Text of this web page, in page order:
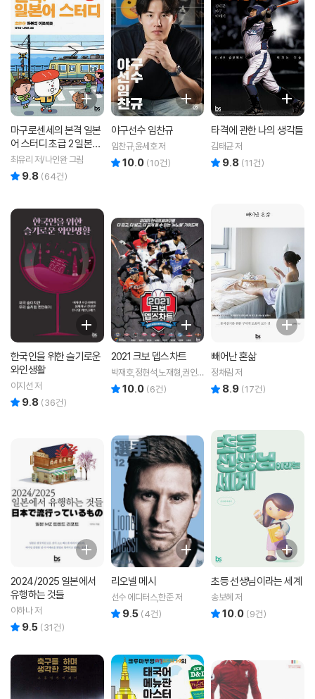
마구로센세의 본격 일본
어 스터디 초급 2 일본의
이곳저곳
최유리 저/나인완 그림
9.8 (64건)
야구선수 임찬규
임찬규,윤세호 저
10.0 (10건)
타격에 관한 나의 생각들
김태균 저
9.8 (11건)
한국인을 위한 슬기로운
와인생활
이지선 저
9.8 (36건)
2021 크보 뎁스차트
박재호,정현석,노재형,권인
하,박상경,김진회,김영록,나
유리 공저
10.0 (6건)
빼어난 혼삶
정채림 저
8.9 (17건)
2024/2025 일본에서
유행하는 것들
이하나 저
9.5 (31건)
리오넬 메시
선수 에디터스,한준 저
9.5 (4건)
초등 선생님이라는 세계
송보혜 저
10.0 (9건)